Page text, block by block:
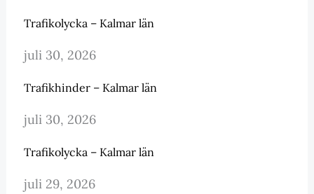
Trafikolycka – Kalmar län
juli 30, 2026
Trafikhinder – Kalmar län
juli 30, 2026
Trafikolycka – Kalmar län
juli 29, 2026